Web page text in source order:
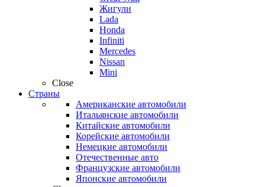
Жигули
Lada
Honda
Infiniti
Mercedes
Nissan
Mini
Close
Страны
Американские автомобили
Итальянские автомобили
Китайские автомобили
Корейские автомобили
Немецкие автомобили
Отечественные авто
Французские автомобили
Японские автомобили